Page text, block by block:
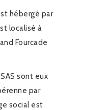
hébergé par
localisé à
Fourcade
sont eux
par
social est